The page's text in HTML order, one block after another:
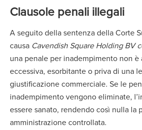
Clausole penali illegali
A seguito della sentenza della Corte
causa Cavendish Square Holding BV
una penale per inadempimento non è
eccessiva, esorbitante o priva di una
giustificazione commerciale. Se le
inadempimento vengono eliminate,
essere sanato, rendendo così nulla la
amministrazione controllata.